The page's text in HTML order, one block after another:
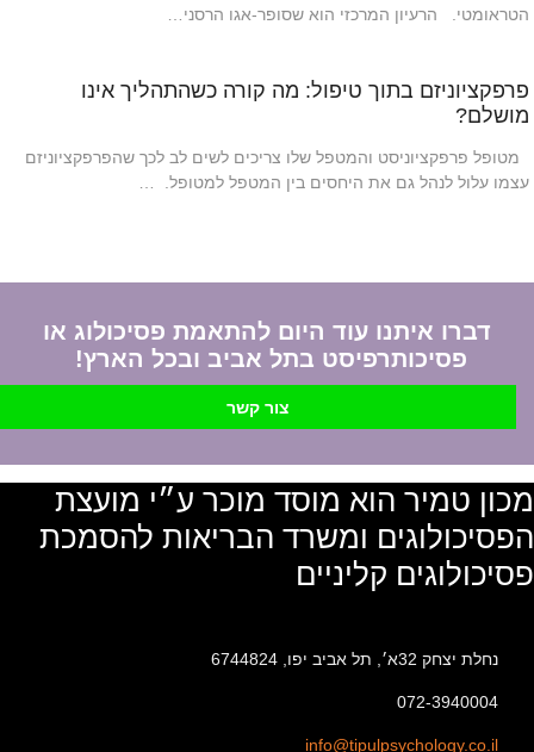
הטראומטי. הרעיון המרכזי הוא שסופר-אגו הרסני…
פרפקציוניזם בתוך טיפול: מה קורה כשהתהליך אינו
מושלם?
מטופל פרפקציוניסט והמטפל שלו צריכים לשים לב לכך שהפרפקציוניזם
עצמו עלול לנהל גם את היחסים בין המטפל למטופל. …
דברו איתנו עוד היום להתאמת פסיכולוג או
פסיכותרפיסט בתל אביב ובכל הארץ!
צור קשר
מכון טמיר הוא מוסד מוכר ע״י מועצת
הפסיכולוגים ומשרד הבריאות להסמכת
פסיכולוגים קליניים
נחלת יצחק 32א׳, תל אביב יפו, 6744824
072-3940004
info@tipulpsychology.co.il